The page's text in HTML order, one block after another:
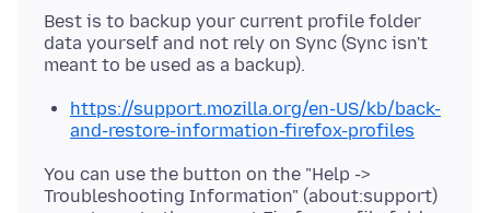
Best is to backup your current profile folder
data yourself and not rely on Sync (Sync isn't
https://support.mozilla.org/en-US/kb/back-
and-restore-information-firefox-profiles
You can use the button on the "Help ->
Troubleshooting Information" (about:support)